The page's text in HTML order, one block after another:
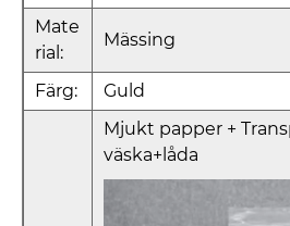
Mate
rial:
Mässing
Färg: Guld
Mjukt papper +
väska+låda